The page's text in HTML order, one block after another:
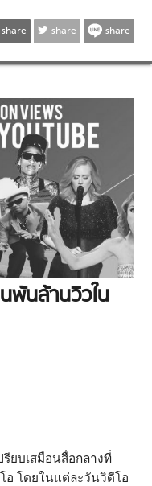
share share
พันล้านวิวใน
ยบเสมือนสื่อกลางที่
อ โดยในแต่ละวันวิดีโอ